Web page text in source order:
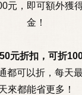
元，即可額外獲
金！
元折扣，可折100
都可以折，每天
來都能省更多！